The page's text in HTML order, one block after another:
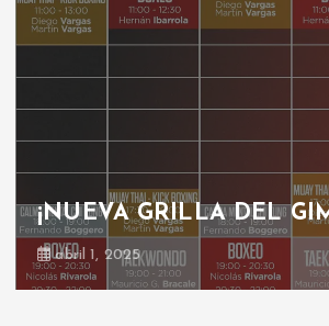
¡NUEVA GRILLA DEL
abril 1, 2025